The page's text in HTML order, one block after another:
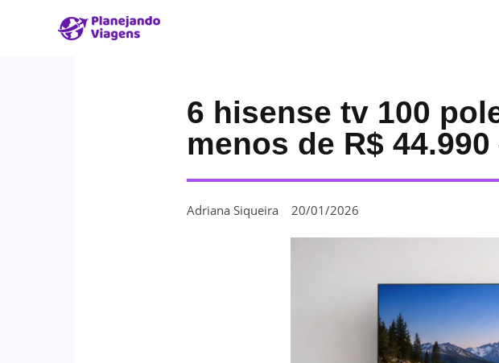
6 hisense tv 100
menos de R$
Adriana Siqueira 20/01/2026